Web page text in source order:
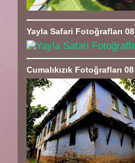
Yayla Safari Fotoğrafları 08
Cumalıkızık Fotoğrafları 08